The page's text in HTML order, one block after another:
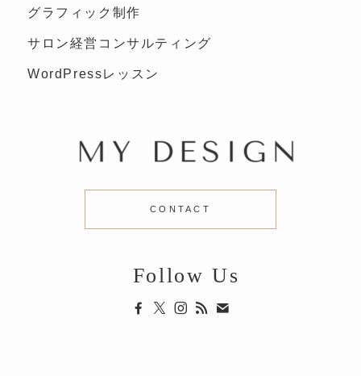
グラフィック制作
サロン経営コンサルティング
WordPressレッスン
CONTACT
Follow Us